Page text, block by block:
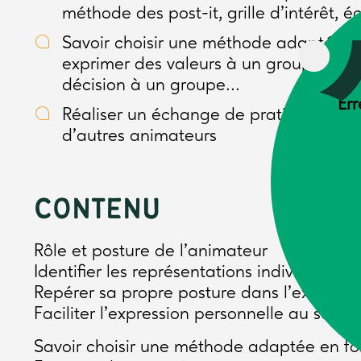
méthode des post-it, grille d’intérêt,
Savoir choisir une méthode adaptée
exprimer des valeurs à un groupe,
décision à un groupe...
Réaliser un échange de pratiques
d'autres animateurs
CONTENU
Rôle et posture de l’animateur
Identifier les représentations individuelles
Repérer sa propre posture dans l’exercice
Faciliter l’expression personnelle au sein
Savoir choisir une méthode adaptée en